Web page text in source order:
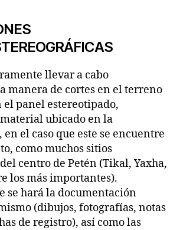
llevar a cabo
manera de cortes en el terreno
el panel estereotipado,
ubicado en la
el caso que este se encuentre
como muchos sitios
centro de Petén (Tikal, Yaxha,
los más importantes).
se hará la documentación
(dibujos, fotografías, notas
de registro), así como las